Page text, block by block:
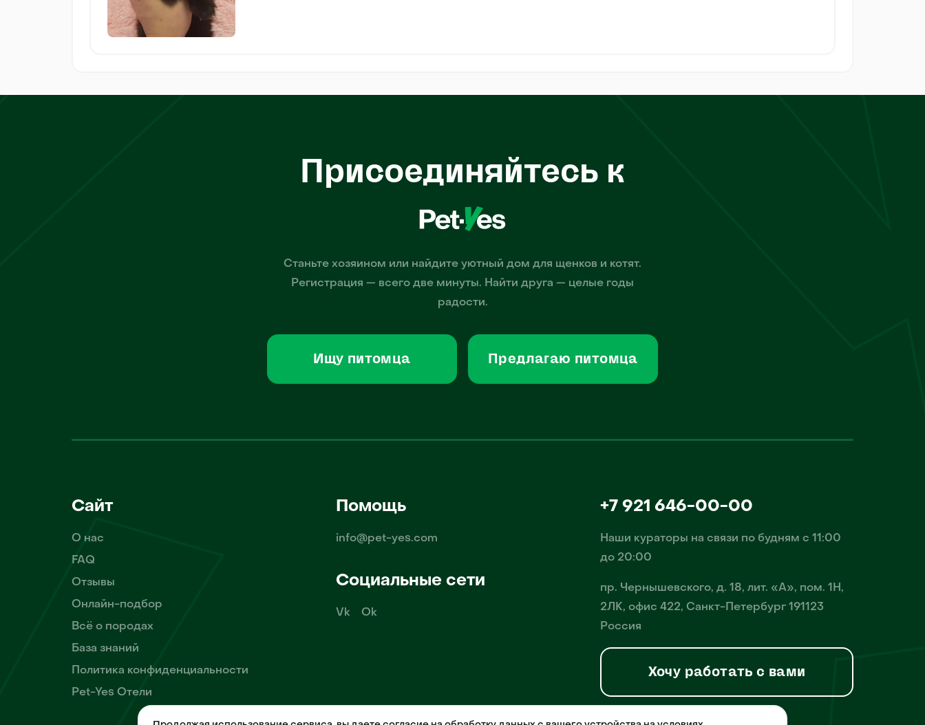
Присоединяйтесь к
Станьте хозяином или найдите уютный дом для щенков и котят.
Регистрация — всего две минуты. Найти друга — целые годы
радости.
Ищу питомца Предлагаю питомца
Сайт
О нас
FAQ
Отзывы
Онлайн-подбор
Всё о породах
База знаний
Политика конфиденциальности
Pet-Yes Отели
Помощь
info@pet-yes.com
Социальные сети
Vk Ok
+7 921 646-00-00
Наши кураторы на связи по будням с 11:00
до 20:00
пр. Чернышевского, д. 18, лит. «А», пом. 1Н,
2ЛК, офис 422, Санкт-Петербург 191123
Россия
Хочу работать с вами